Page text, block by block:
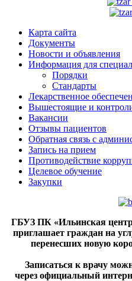
Карта сайта
Документы
Новости и объявления
Информация для
Порядки
Стандарты
Лекарственное
Вышестоящие и
Вакансии
Отзывы пациентов
Обратная связь с
Запись на прием
Противодействие
Целевое обучение
Закупки
ГБУЗ ПК «Ильинская
приглашает граждан на
перенесших новую
Записаться к врачу
через официальный